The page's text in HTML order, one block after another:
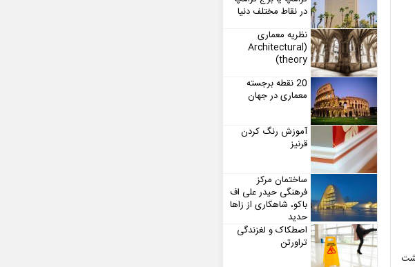
در نقاط مختلف دنیا
نظریه معماری
(Architectural
theory)
20 نقطه برجسته
معماری در جهان
آموزش رنگ کردن
قرنیز
ساختمان مرکز
فرهنگی حیدر علی اف
باکو، شاهکاری از زاها
حدید
اصطکاک و لغزندگی
تراورتن